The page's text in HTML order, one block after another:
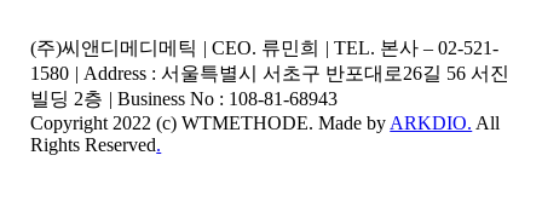
(주)씨앤디메디메틱 | CEO. 류민희 | TEL. 본사 – 02-521-
1580 | Address : 서울특별시 서초구 반포대로26길 56 서진
빌딩 2층 | Business No : 108-81-68943
Copyright 2022 (c) WTMETHODE. Made by ARKDIO. All
Rights Reserved.